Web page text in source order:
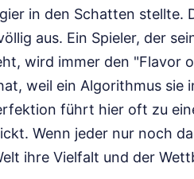
in den Schatten stellte.
aus. Ein Spieler, der
wird immer den "Flavor
weil ein Algorithmus
führt hier oft zu
Wenn jeder nur noch
ihre Vielfalt und der